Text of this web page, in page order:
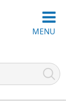
MENU